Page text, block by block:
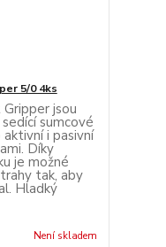
5/0 4ks
jsou
sumcové
i pasivní
Díky
je možné
tak, aby
Hladký
Není skladem